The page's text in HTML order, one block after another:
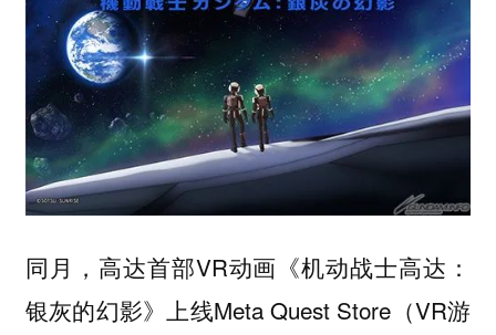
同月，高达首部VR动画《机动战士高达：
银灰的幻影》上线Meta Quest Store（VR游